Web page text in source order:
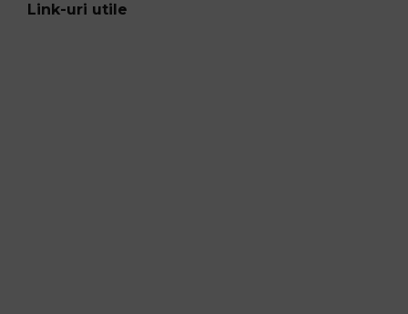
Link-uri utile